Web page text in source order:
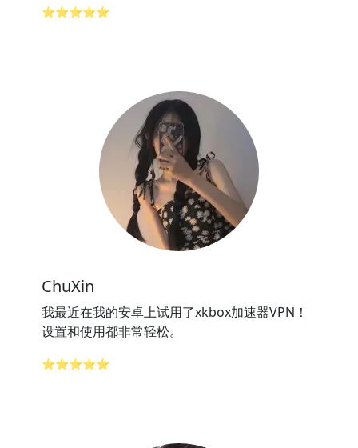
⭐⭐⭐⭐⭐
ChuXin
我最近在我的安卓上试用了xkbox加速器VPN！
设置和使用都非常轻松。
⭐⭐⭐⭐⭐